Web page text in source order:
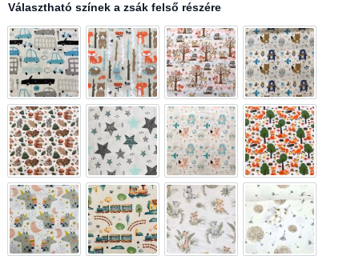
Választható színek a zsák felső részére
Autók Erdei állatok Erdei barátok Kék erdei
Kis mókus és barátaiMenta csillagokPasztell erdei állatokRavasz rókák
Unikornis Vonatok Állatkölykök Bézs pitypang